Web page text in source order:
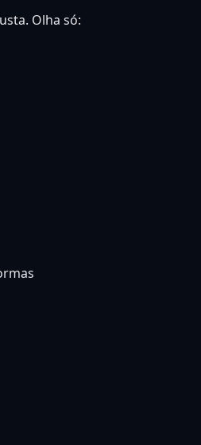
Olha só: